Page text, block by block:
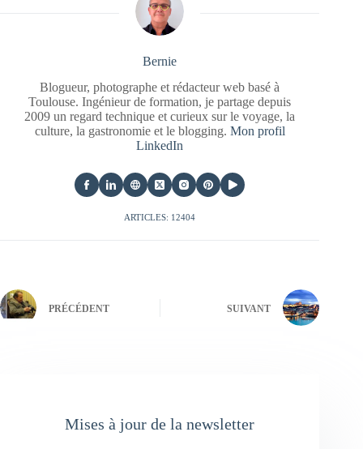
Bernie
Blogueur, photographe et rédacteur web basé à
Toulouse. Ingénieur de formation, je partage depuis
2009 un regard technique et curieux sur le voyage, la
culture, la gastronomie et le blogging. Mon profil
LinkedIn
ARTICLES: 12404
PRÉCÉDENT SUIVANT
Mises à jour de la newsletter